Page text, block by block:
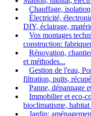
Chauffage,
Électricité,
DIY, éclairage,
Vos montages
construction:
Rénovation,
et méthodes...
Gestion de l'eau,
filtration, puits,
Panne, dépannage
Immobilier et eco-
bioclimatisme,
Jardin: